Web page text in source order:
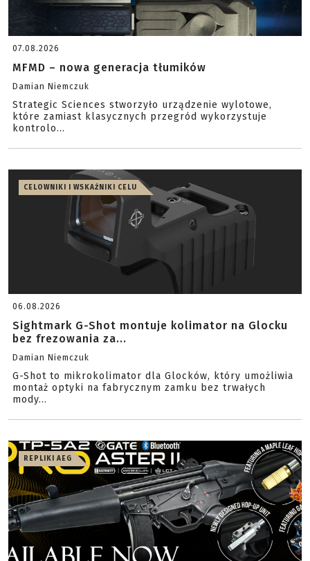
07.08.2026
MFMD – nowa generacja tłumików
Damian Niemczuk
Strategic Sciences stworzyło urządzenie wylotowe,
które zamiast klasycznych przegród wykorzystuje
kontrolo...
CELOWNIKI I WSKAŹNIKI CELU
06.08.2026
Sightmark G-Shot montuje kolimator na Glocku
bez frezowania za...
Damian Niemczuk
G-Shot to mikrokolimator dla Glocków, który umożliwia
montaż optyki na fabrycznym zamku bez trwałych
mody...
REPLIKI AEG